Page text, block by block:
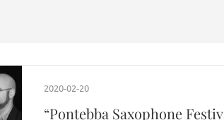
2020-02-20
“Pontebba Saxophone